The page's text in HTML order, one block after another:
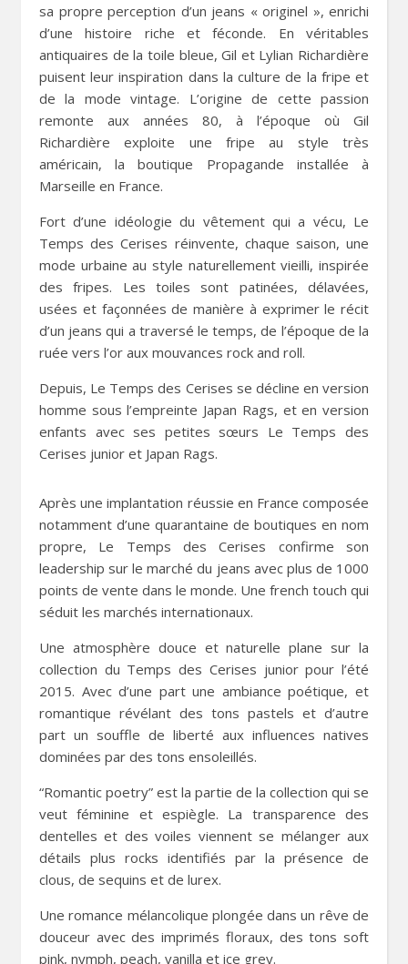
sa propre perception d’un jeans « originel », enrichi
d’une histoire riche et féconde. En véritables
antiquaires de la toile bleue, Gil et Lylian Richardière
puisent leur inspiration dans la culture de la fripe et
de la mode vintage. L’origine de cette passion
remonte aux années 80, à l’époque où Gil
Richardière exploite une fripe au style très
américain, la boutique Propagande installée à
Marseille en France.
Fort d’une idéologie du vêtement qui a vécu, Le
Temps des Cerises réinvente, chaque saison, une
mode urbaine au style naturellement vieilli, inspirée
des fripes. Les toiles sont patinées, délavées,
usées et façonnées de manière à exprimer le récit
d’un jeans qui a traversé le temps, de l’époque de la
ruée vers l’or aux mouvances rock and roll.
Depuis, Le Temps des Cerises se décline en version
homme sous l’empreinte Japan Rags, et en version
enfants avec ses petites sœurs Le Temps des
Cerises junior et Japan Rags.
Après une implantation réussie en France composée
notamment d’une quarantaine de boutiques en nom
propre, Le Temps des Cerises confirme son
leadership sur le marché du jeans avec plus de 1000
points de vente dans le monde. Une french touch qui
séduit les marchés internationaux.
Une atmosphère douce et naturelle plane sur la
collection du Temps des Cerises junior pour l’été
2015. Avec d’une part une ambiance poétique, et
romantique révélant des tons pastels et d’autre
part un souffle de liberté aux influences natives
dominées par des tons ensoleillés.
“Romantic poetry” est la partie de la collection qui se
veut féminine et espiègle. La transparence des
dentelles et des voiles viennent se mélanger aux
détails plus rocks identifiés par la présence de
clous, de sequins et de lurex.
Une romance mélancolique plongée dans un rêve de
douceur avec des imprimés floraux, des tons soft
pink, nymph, peach, vanilla et ice grey.